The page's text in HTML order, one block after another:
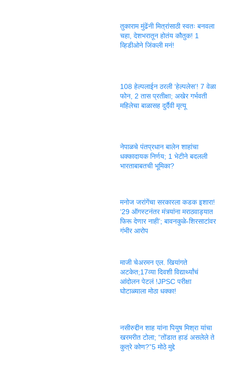
तुकाराम मुंढेंनी मित्रांसाठी स्वतः बनवला
चहा, देशभरातून होतंय कौतुक! 1
व्हिडीओने जिंकली मनं!
108 हेल्पलाईन ठरली ‘हेल्पलेस’! 7 वेळा
फोन, 2 तास प्रतीक्षा; अखेर गर्भवती
महिलेचा बाळासह दुर्दैवी मृत्यू
नेपाळचे पंतप्रधान बालेन शाहांचा
धक्कादायक निर्णय; 1 भेटीने बदलली
भारताबाबतची भूमिका?
मनोज जरांगेंचा सरकारला कडक इशारा!
‘29 ऑगस्टनंतर मंत्र्यांना मराठवाड्यात
फिरू देणार नाही’; बावनकुळे-शिरसाटांवर
गंभीर आरोप
माजी चेअरमन एल. खियांगते
अटकेत;17व्या दिवशी विद्यार्थ्यांचं
आंदोलन पेटलं !JPSC परीक्षा
घोटाळ्याला मोठा धक्का!
नसीरुद्दीन शाह यांना पियुष मिश्रा यांचा
खरमरीत टोला; “तोंडात हाडं असलेले ते
कुत्रे कोण?”5 मोठे मुद्दे